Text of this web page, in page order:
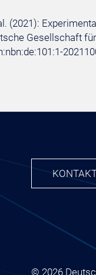
(2021):
Gesellschaft
© 2026